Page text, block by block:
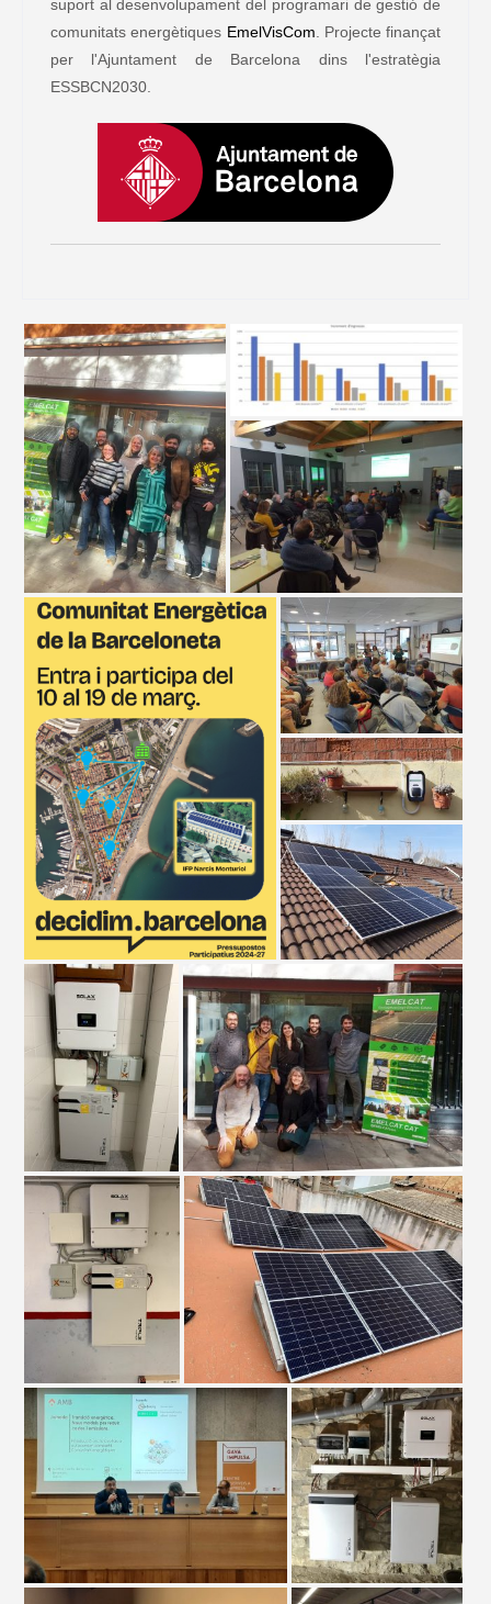
suport al desenvolupament del programari de gestió de
comunitats energètiques EmelVisCom . Projecte finançat
per l'Ajuntament de Barcelona dins l'estratègia
ESSBCN2030.